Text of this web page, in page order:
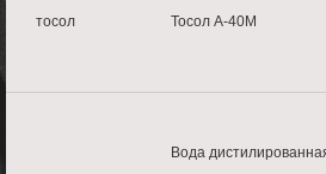
тосол Тосол А-40М
Вода